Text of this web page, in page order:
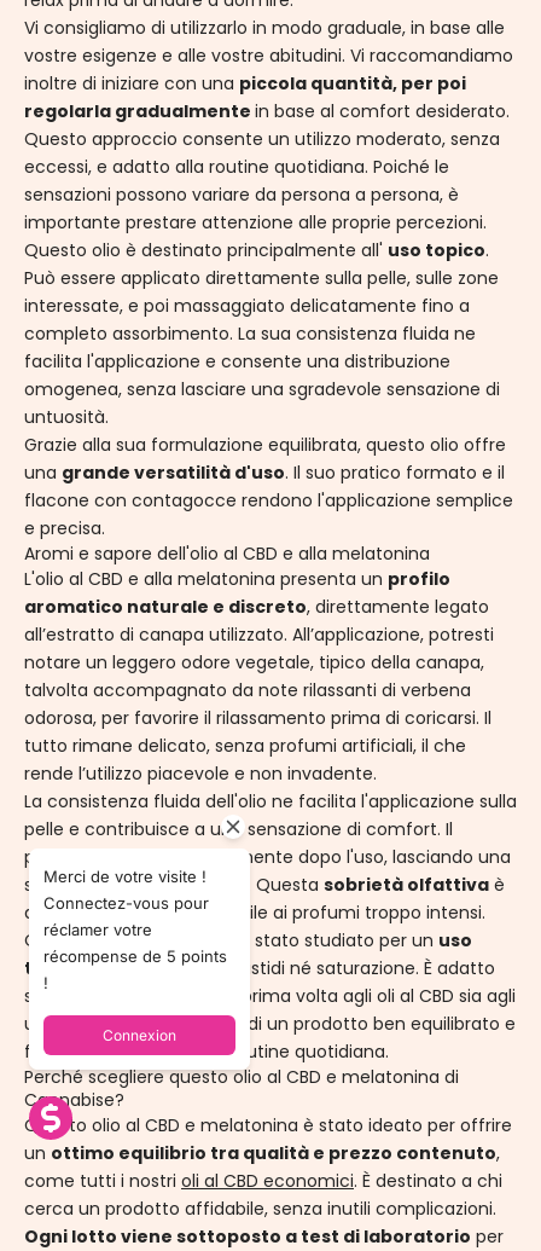
Vi consigliamo di utilizzarlo in modo graduale, in base alle
vostre esigenze e alle vostre abitudini. Vi raccomandiamo
inoltre di iniziare con una piccola quantità, per poi
regolarla gradualmente in base al comfort desiderato.
Questo approccio consente un utilizzo moderato, senza
eccessi, e adatto alla routine quotidiana. Poiché le
sensazioni possono variare da persona a persona, è
importante prestare attenzione alle proprie percezioni.
Questo olio è destinato principalmente all' uso topico.
Può essere applicato direttamente sulla pelle, sulle zone
interessate, e poi massaggiato delicatamente fino a
completo assorbimento. La sua consistenza fluida ne
facilita l'applicazione e consente una distribuzione
omogenea, senza lasciare una sgradevole sensazione di
untuosità.
Grazie alla sua formulazione equilibrata, questo olio offre
una grande versatilità d'uso. Il suo pratico formato e il
flacone con contagocce rendono l'applicazione semplice
e precisa.
Aromi e sapore dell'olio al CBD e alla melatonina
L'olio al CBD e alla melatonina presenta un profilo
aromatico naturale e discreto, direttamente legato
all’estratto di canapa utilizzato. All’applicazione, potresti
notare un leggero odore vegetale, tipico della canapa,
talvolta accompagnato da note rilassanti di verbena
odorosa, per favorire il rilassamento prima di coricarsi. Il
tutto rimane delicato, senza profumi artificiali, il che
rende l’utilizzo piacevole e non invadente.
La consistenza fluida dell'olio ne facilita l'applicazione sulla
pelle e contribuisce a una sensazione di comfort. Il
profumo svanisce rapidamente dopo l'uso, lasciando una
sensazione neutra e pulita. Questa sobrietà olfattiva è
apprezzata da chi è sensibile ai profumi troppo intensi.
Questo profilo sensoriale è stato studiato per un uso
topico regolare, senza fastidi né saturazione. È adatto
sia a chi si avvicina per la prima volta agli oli al CBD sia agli
utenti abituali, alla ricerca di un prodotto ben equilibrato e
facile da integrare nella routine quotidiana.
Perché scegliere questo olio al CBD e melatonina di
Cannabise?
Questo olio al CBD e melatonina è stato ideato per offrire
un ottimo equilibrio tra qualità e prezzo contenuto,
come tutti i nostri oli al CBD economici. È destinato a chi
cerca un prodotto affidabile, senza inutili complicazioni.
Ogni lotto viene sottoposto a test di laboratorio per
Merci de votre visite !
Connectez-vous pour
réclamer votre
récompense de 5 points
!
Connexion